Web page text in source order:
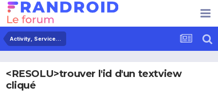
Activity, Service...
<RESOLU>trouver l'id d'un textview
cliqué